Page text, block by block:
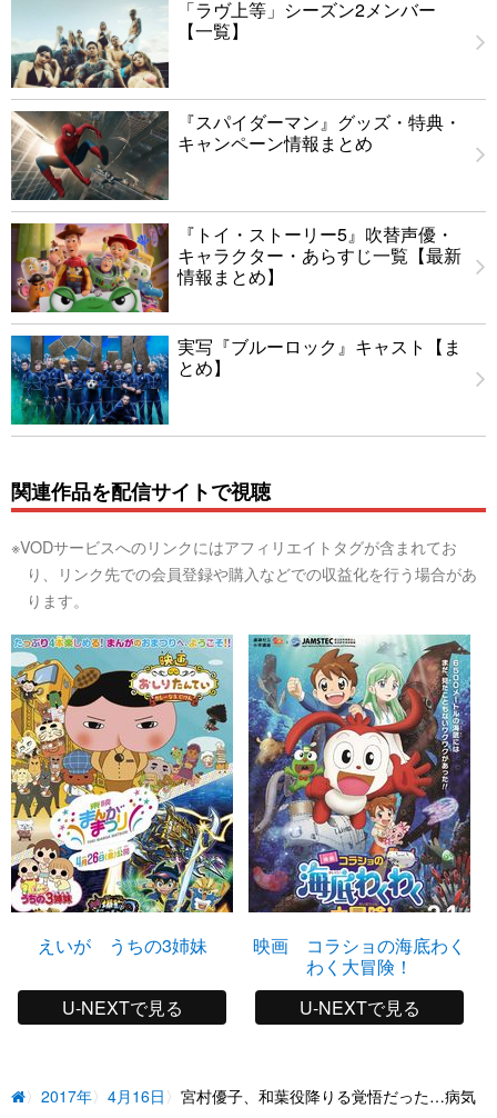
「ラヴ上等」シーズン2メンバー
【一覧】
『スパイダーマン』グッズ・特典・
キャンペーン情報まとめ
『トイ・ストーリー5』吹替声優・
キャラクター・あらすじ一覧【最新
情報まとめ】
実写『ブルーロック』キャスト【ま
とめ】
関連作品を配信サイトで視聴
※VODサービスへのリンクにはアフィリエイトタグが含まれてお
り、リンク先での会員登録や購入などでの収益化を行う場合があ
ります。
えいが うちの3姉妹
U-NEXTで見る
映画 コラショの海底わく
わく大冒険！
U-NEXTで見る
2017年 4月16日
宮村優子、和葉役降りる覚悟だった…病気